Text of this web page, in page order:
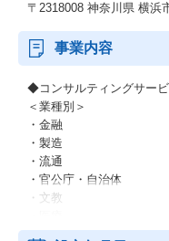
〒2318008 神奈川県 横浜
事業内容
◆コンサルティングサー
＜業種別＞
・金融
・製造
・流通
・官公庁・自治体
・文教
・他